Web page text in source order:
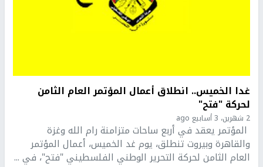
غدا الخميس.. انطلاق أعمال المؤتمر العام الثامن
لحركة "فتح"
2 شهرين، 3 أسابيع ago
المؤتمر يعقد في أربع ساحات متزامنة رام الله وغزة
والقاهرة وبيروت تنطلق، يوم غد الخميس، أعمال المؤتمر
العام الثامن لحركة التحرير الوطني الفلسطيني "فتح"، في ...